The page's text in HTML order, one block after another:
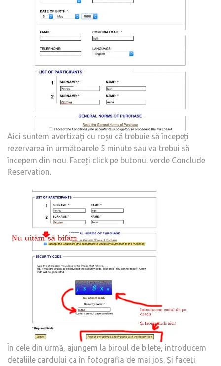
Aici suntem avertizați cu roșu că trebuie să începeți
rezervarea în următoarele 5 minute sau va trebui să
începem din nou. Faceți click pe butonul verde Conclude
Reservation.
În cele din urmă, ajungem la biroul de bilete, introducem
detaliile cardului ca în fotografia de mai jos. Și faceți